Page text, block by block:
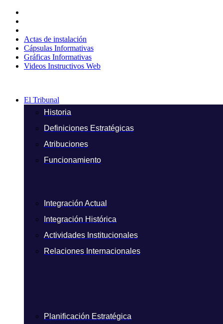
contenido
Actas de instalación
Cápsulas Informativas
Gráficas Informativas
Videos Instructivos Web
El Tribunal
Historia
Definiciones Estratégicas
Atribuciones
Funcionamiento
Integración Actual
Integración Histórica
Actividades Institucionales
Relaciones Internacionales
Planificación Estratégica